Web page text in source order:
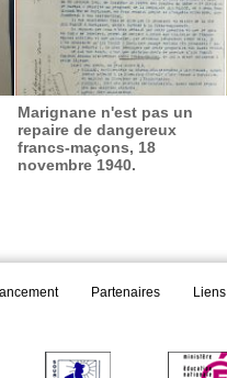
Marignane n'est pas un
repaire de dangereux
francs-maçons, 18
novembre 1940.
Partenaires Liens